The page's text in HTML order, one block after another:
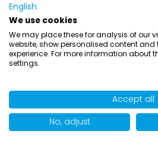
Article Number: 540/0560
English
We use cookies
We may place these for analysis of our
website, show personalised content
experience. For more information about
settings.
Accept all
No, adjust